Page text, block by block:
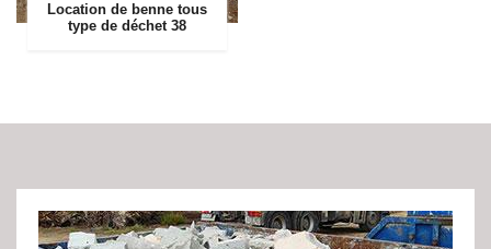
Location de benne tous
type de déchet 38